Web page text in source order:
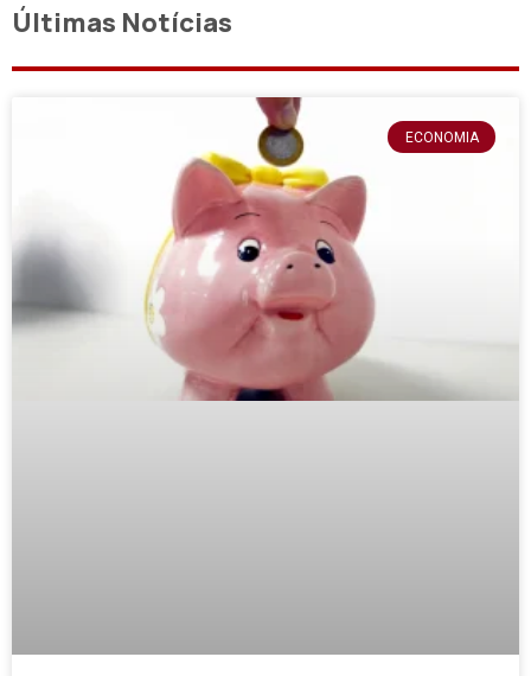
Últimas Notícias
ECONOMIA